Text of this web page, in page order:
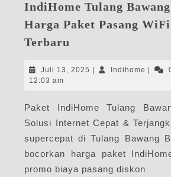
IndiHome Tulang
Harga Paket Pasang
Terbaru
Bawang
Harga
Paket
Pasang
WiFi
IndiHome
Juli 13, 2025 Juli
Indihome
12:03 am
Paket IndiHome Tulang
Solusi Internet Cepat &
supercepat di Tulang Bawang
bocorkan harga paket
promo biaya pasang diskon